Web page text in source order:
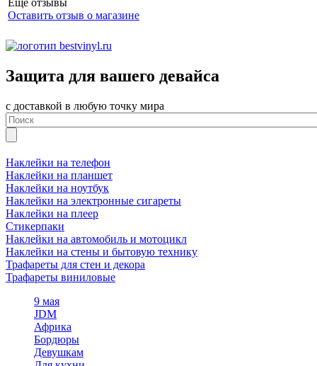
Оставить отзыв о магазине
Защита для вашего девайса
с доставкой в любую точку мира
Наклейки на телефон
Наклейки на планшет
Наклейки на ноутбук
Наклейки на электронные сигареты
Наклейки на плеер
Стикерпаки
Наклейки на автомобиль и мотоцикл
Наклейки на стены и бытовую технику
Трафареты для стен и декора
Трафареты виниловые
9 мая
JDM
Африка
Бордюры
Девушкам